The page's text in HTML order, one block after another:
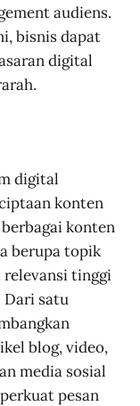
audiens.
bisnis dapat
digital
digital
konten
konten
berupa topik
relevansi tinggi
Dari satu
blog, video,
media sosial
pesan